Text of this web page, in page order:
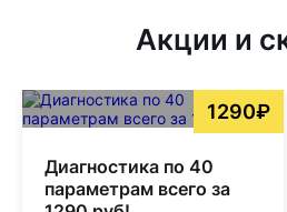
Акции и
1290₽
Диагностика по 40
параметрам всего за